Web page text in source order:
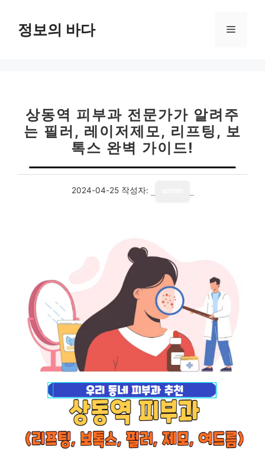
정보의 바다 메
상동역 피부과 전문가가 알려주
는 필러, 레이저제모, 리프팅, 보
톡스 완벽 가이드!
2024-04-25 작성자: